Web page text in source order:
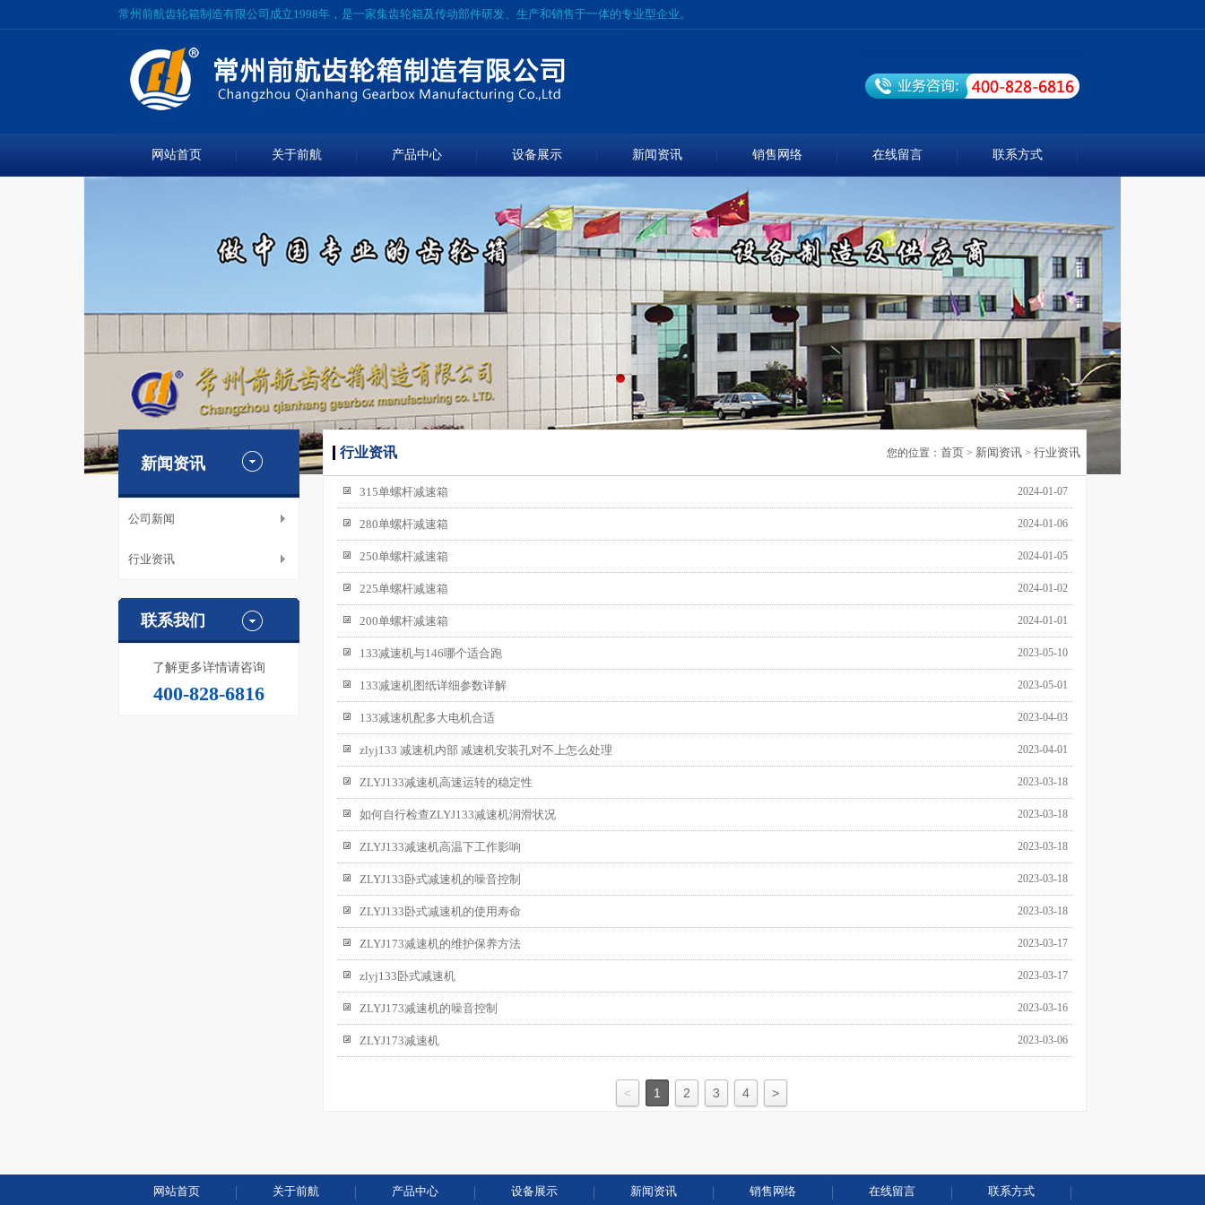
常州前航齿轮箱制造有限公司成立1998年，是一家集齿轮箱及传动部件研发、生产和销售于一体的专业型企业。
网站首页 关于前航 产品中心 设备展示 新闻资讯 销售网络 在线留言 联系方式
新闻资讯
公司新闻
行业资讯
联系我们
了解更多详情请咨询
400-828-6816
行业资讯 您的位置： 首页 > 新闻资讯 > 行业资讯
2024-01-07
315单螺杆减速箱
2024-01-06
280单螺杆减速箱
2024-01-05
250单螺杆减速箱
2024-01-02
225单螺杆减速箱
2024-01-01
200单螺杆减速箱
2023-05-10
133减速机与146哪个适合跑
2023-05-01
133减速机图纸详细参数详解
2023-04-03
133减速机配多大电机合适
2023-04-01
zlyj133 减速机内部 减速机安装孔对不上怎么处理
2023-03-18
ZLYJ133减速机高速运转的稳定性
2023-03-18
如何自行检查ZLYJ133减速机润滑状况
2023-03-18
ZLYJ133减速机高温下工作影响
2023-03-18
ZLYJ133卧式减速机的噪音控制
2023-03-18
ZLYJ133卧式减速机的使用寿命
2023-03-17
ZLYJ173减速机的维护保养方法
2023-03-17
zlyj133卧式减速机
2023-03-16
ZLYJ173减速机的噪音控制
2023-03-06
ZLYJ173减速机
< 1 2 3 4 >
网站首页 关于前航 产品中心 设备展示 新闻资讯 销售网络 在线留言 联系方式